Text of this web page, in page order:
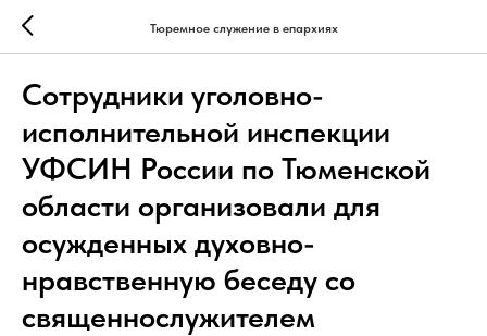
Тюремное служение в епархиях
Сотрудники уголовно-
исполнительной инспекции
УФСИН России по Тюменской
области организовали для
осужденных духовно-
нравственную беседу со
священнослужителем